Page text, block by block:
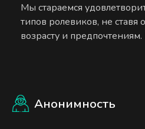
Мы стараемся
типов ролевиков, не ставя
возрасту и
Анонимность